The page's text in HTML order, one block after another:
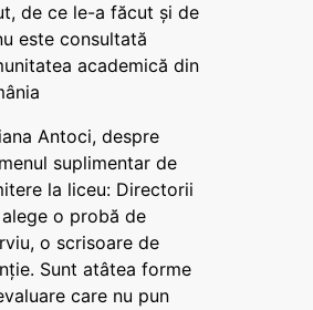
de ce le-a făcut și de
este consultată
academică din
Antoci, despre
suplimentar de
la liceu: Directorii
o probă de
o scrisoare de
Sunt atâtea forme
care nu pun